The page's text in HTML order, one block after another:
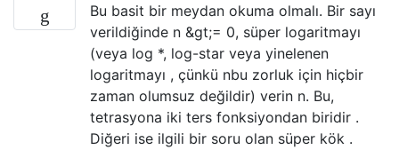
Bu basit bir meydan okuma olmalı. Bir sayı
verildiğinde n &gt;= 0, süper logaritmayı
(veya log *, log-star veya yinelenen
logaritmayı , çünkü nbu zorluk için hiçbir
zaman olumsuz değildir) verin n. Bu,
tetrasyona iki ters fonksiyondan biridir .
Diğeri ise ilgili bir soru olan süper kök .